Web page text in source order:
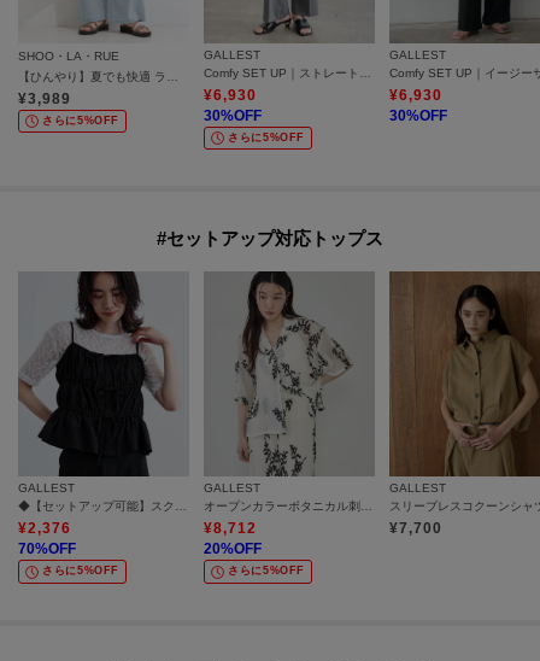
SHOO・LA・RUE
¥3,989
さらに5%OFF
GALLEST
¥6,930
30%OFF
さらに5%OFF
GALLEST
¥6,930
30%OFF
#セットアップ対応トップス
GALLEST
◆【セットアップ可能】スクエアサッカービスチェ【洗える/カセット服】
¥2,376
70%OFF
さらに5%OFF
GALLEST
オープンカラーボタニカル刺繍シャツ【セットアップ可能】
¥8,712
20%OFF
さらに5%OFF
GALLEST
¥7,700